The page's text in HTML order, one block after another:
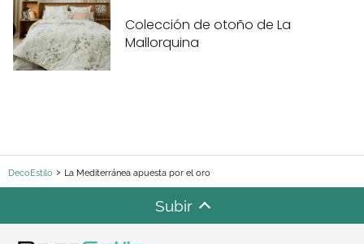
Colección de otoño de La
Mallorquina
DecoEstilo La Mediterránea apuesta por el oro
Subir